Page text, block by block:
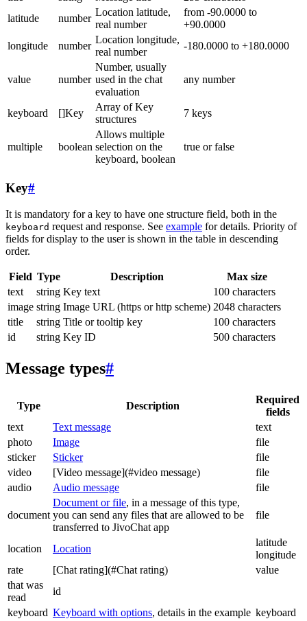
latitude
number
Location latitude,
real number
from -90.0000 to
+90.0000
longitude
number
Location longitude,
real number
-180.0000 to +180.0000
value number
Number, usually
used in the chat
evaluation
any number
keyboard []Key
Array of Key
structures
7 keys
multiple boolean
Allows multiple
selection on the
keyboard, boolean
true or false
Key#
It is mandatory for a key to have one structure field, both in the
keyboard request and response. See example for details. Priority of
fields for display to the user is shown in the table in descending
order.
Field Type Description
Max size
text
string Key text
100 characters
image string Image URL (https or http scheme) 2048 characters
title
string Title or tooltip key
100 characters
id
string Key ID 500 characters
Message types#
Type Description
Required
fields
text
Text message
text
photo
Image
file
sticker
Sticker
file
video
[Video message](#video message)
file
audio
Audio message file
document
Document or file, in a message of this type,
you can send any files that are allowed to be
transferred to JivoChat app
file
location Location
latitude
longitude
rate
[Chat rating](#Chat rating)
value
that was
read
id
keyboard Keyboard with options, details in the example keyboard